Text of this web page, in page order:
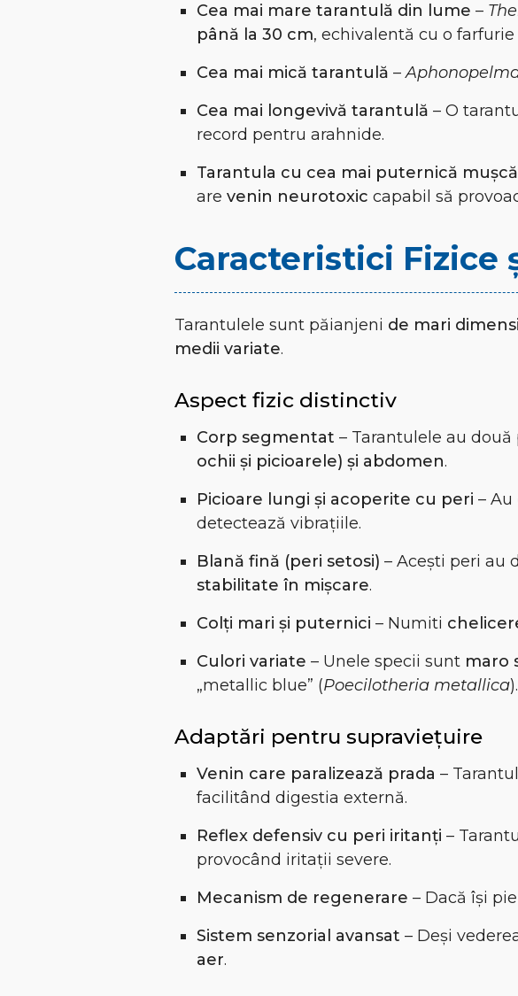
Cea mai mare tarantulă din lume –
până la 30 cm, echivalentă cu o farfurie
Cea mai mică tarantulă –
Cea mai longevivă tarantulă – O
record pentru arahnide.
Tarantula cu cea mai puternică
are venin neurotoxic capabil să
Caracteristici Fizice
Tarantulele sunt păianjeni de mari
medii variate.
Aspect fizic distinctiv
Corp segmentat – Tarantulele au
ochii și picioarele) și abdomen.
Picioare lungi și acoperite cu peri – Au
detectează vibrațiile.
Blană fină (peri setosi) – Acești peri au
stabilitate în mișcare.
Colți mari și puternici – Numiti
Culori variate – Unele specii sunt maro
„metallic blue” (Poecilotheria metallica).
Adaptări pentru supraviețuire
Venin care paralizează prada –
facilitând digestia externă.
Reflex defensiv cu peri iritanți –
provocând iritații severe.
Mecanism de regenerare – Dacă își
Sistem senzorial avansat – Deși
aer.